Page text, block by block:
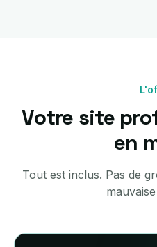
Votre site
en
Tout est inclus. Pas de